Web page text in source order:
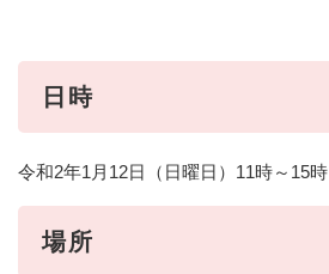
日時
令和2年1月12日（日曜日）11時～15時
場所